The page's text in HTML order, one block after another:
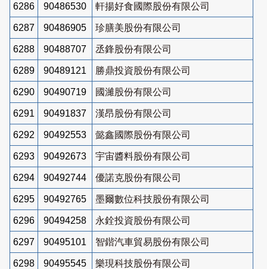
6286 90486530 軒揚好食國際股份有限公司
6287 90486905 珍膳美股份有限公司
6288 90488707 丞鋒股份有限公司
6289 90489121 勝鼎投資股份有限公司
6290 90490719 國濰股份有限公司
6291 90491837 漢昂股份有限公司
6292 90492553 懿鑫國際股份有限公司
6293 90492673 宇宙醬料股份有限公司
6294 90492744 優諾克股份有限公司
6295 90492765 墨爾數位科技股份有限公司
6296 90494258 永銓投資股份有限公司
6297 90495101 智鍇汽車貿易股份有限公司
6298 90495545 樂現科技股份有限公司